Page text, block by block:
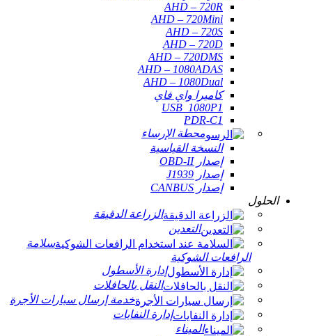
AHD – 720R
AHD – 720Mini
AHD – 720S
AHD – 720D
AHD – 720DMS
AHD – 1080ADAS
AHD – 1080Dual
كاميرا واي فاي
USB_1080P1
PDR-C1
محطة الإرساء
النسخة القياسية
إصدار OBD-II
إصدار J1939
إصدار CANBUS
الحلول
الزراعة الدقيقة
التعدين
سلامة
الرافعات الشوكية
إدارة الأسطول
النقل بالحافلات
خدمة إرسال سيارات الأجرة
إدارة النفايات
الميناء